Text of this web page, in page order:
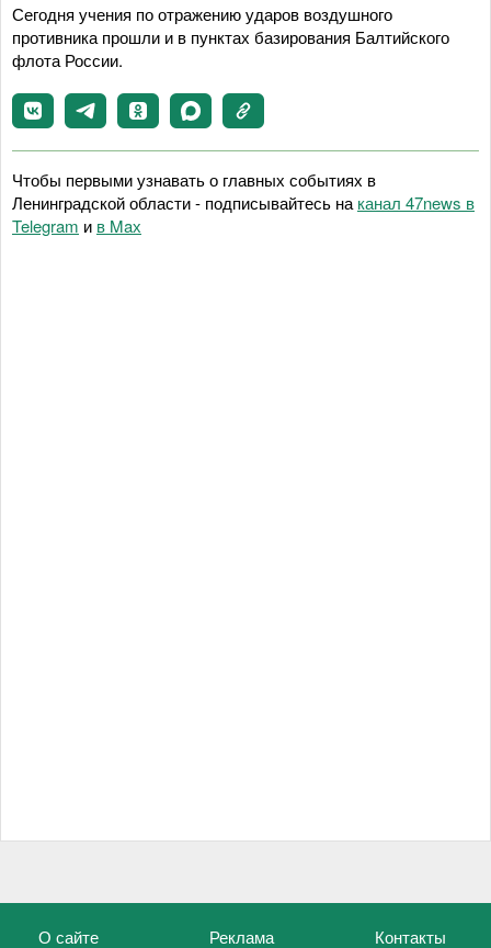
Сегодня учения по отражению ударов воздушного
противника прошли и в пунктах базирования Балтийского
флота России.
Чтобы первыми узнавать о главных событиях в
Ленинградской области - подписывайтесь на канал 47news в
Telegram и в Maх
О сайте Реклама Контакты